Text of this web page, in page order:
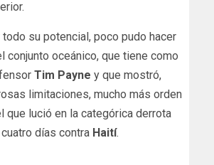
su potencial, poco pudo hacer
conjunto oceánico, que tiene como
Tim Payne y que mostró,
limitaciones, mucho más orden
que lució en la categórica derrota
días contra Haití.